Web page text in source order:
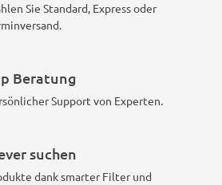
Sie Standard, Express oder
Beratung
Support von Experten.
suchen
dank smarter Filter und